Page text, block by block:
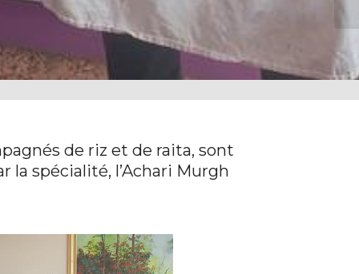
de riz et de raita, sont
la spécialité, l’Achari Murgh